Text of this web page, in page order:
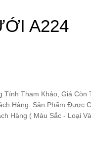
A224
Tính Tham Khảo, Giá Còn
Hàng. Sản Phẩm Được
Hàng ( Màu Sắc - Loại